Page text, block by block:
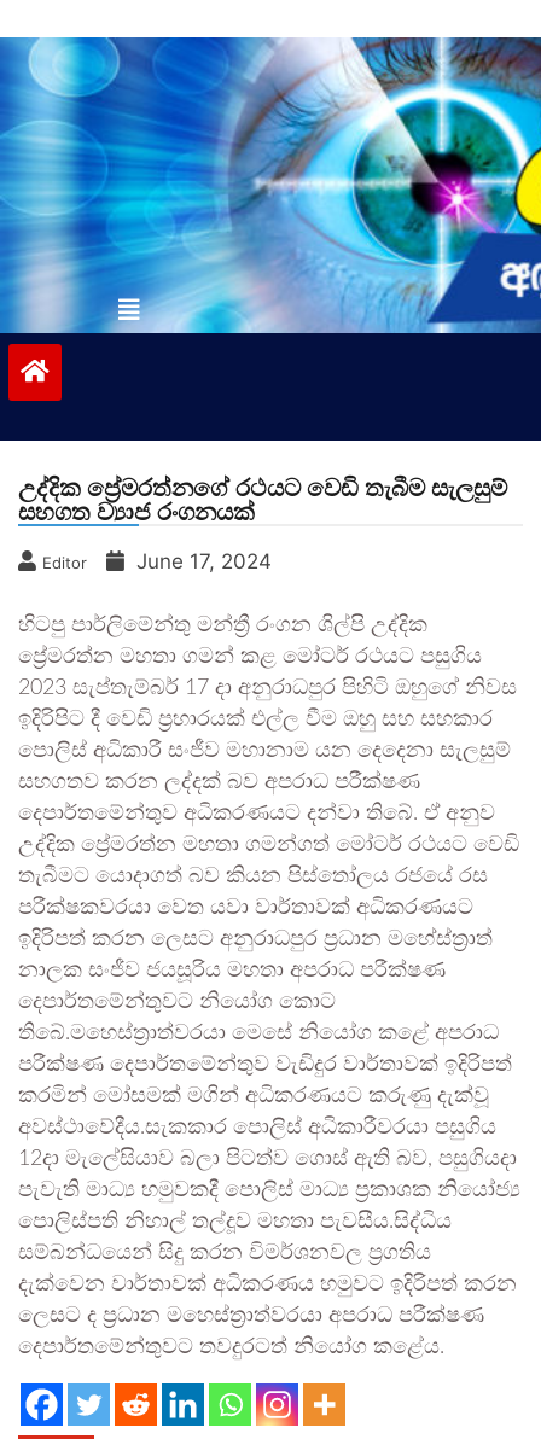
to
contentvinivida.lk
උද්දික ප්‍රේමරත්නගේ රථයට වෙඩි තැබීම සැලසුම්
සහගත ව්‍යාජ රංගනයක්
Editor June 17, 2024
හිටපු පාර්ලිමේන්තු මන්ත්‍රී රංගන ශිල්පි උද්දික
ප්‍රේමරත්න මහතා ගමන් කළ මෝටර් රථයට පසුගිය
2023 සැප්තැම්බර් 17 දා අනුරාධපුර පිහිටි ඔහුගේ නිවස
ඉදිරිපිට දී වෙඩි ප්‍රහාරයක් එල්ල වීම ඔහු සහ සහකාර
පොලිස් අධිකාරී සංජීව මහානාම යන දෙදෙනා සැලසුම්
සහගතව කරන ලද්දක් බව අපරාධ පරීක්ෂණ
දෙපාර්තමේන්තුව අධිකරණයට දන්වා තිබේ. ඒ අනුව
උද්දික ප්‍රේමරත්න මහතා ගමන්ගත් මෝටර් රථයට වෙඩි
තැබීමට යොදාගත් බව කියන පිස්තෝලය රජයේ රස
පරීක්ෂකවරයා වෙත යවා වාර්තාවක් අධිකරණයට
ඉදිරිපත් කරන ලෙසට අනුරාධපුර ප්‍රධාන මහේස්ත්‍රාත්
නාලක සංජීව ජයසූරිය මහතා අපරාධ පරීක්ෂණ
දෙපාර්තමේන්තුවට නියෝග කොට
තිබේ.මහෙස්ත්‍රාත්වරයා මෙසේ නියෝග කළේ අපරාධ
පරීක්ෂණ දෙපාර්තමේන්තුව වැඩිදුර වාර්තාවක් ඉදිරිපත්
කරමින් මෝසමක් මගින් අධිකරණයට කරුණු දැක්වූ
අවස්ථාවේදීය.සැකකාර පොලිස් අධිකාරීවරයා පසුගිය
12දා මැලේසියාව බලා පිටත්ව ගොස් ඇති බව, පසුගියදා
පැවැති මාධ්‍ය හමුවකදී පොලිස් මාධ්‍ය ප්‍රකාශක නියෝජ්‍ය
පොලිස්පති නිහාල් තල්දූව මහතා පැවසීය.සිද්ධිය
සම්බන්ධයෙන් සිදු කරන විමර්ශනවල ප්‍රගතිය
දැක්වෙන වාර්තාවක් අධිකරණය හමුවට ඉදිරිපත් කරන
ලෙසට ද ප්‍රධාන මහෙස්ත්‍රාත්වරයා අපරාධ පරීක්ෂණ
දෙපාර්තමේන්තුවට තවදුරටත් නියෝග කළේය.